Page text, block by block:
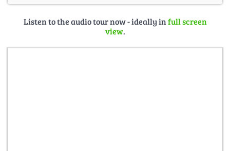
Listen to the audio tour now - ideally infull screen
view.